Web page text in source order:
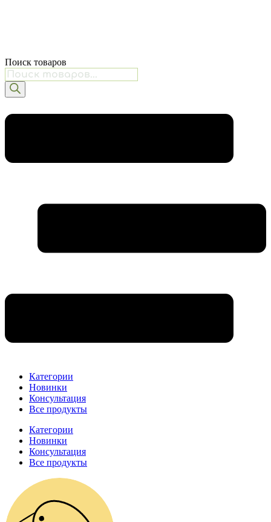
Поиск товаров
Категории
Новинки
Консультация
Все продукты
Категории
Новинки
Консультация
Все продукты